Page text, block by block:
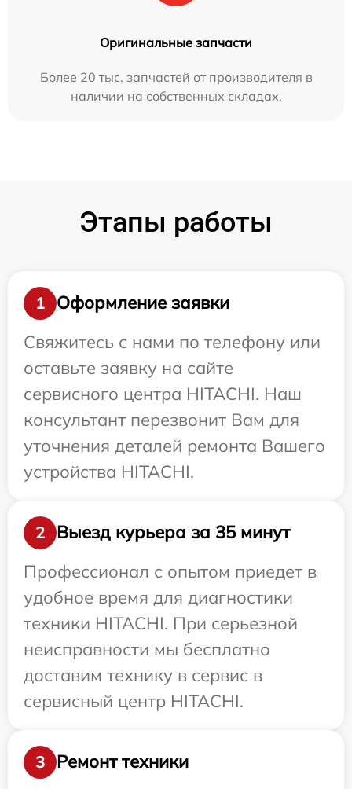
Оригинальные запчасти
Более 20 тыс. запчастей от производителя в
наличии на собственных складах.
Этапы работы
1
Оформление заявки
Свяжитесь с нами по телефону или
оставьте заявку на сайте
сервисного центра HITACHI. Наш
консультант перезвонит Вам для
уточнения деталей ремонта Вашего
устройства HITACHI.
2
Выезд курьера за 35 минут
Профессионал с опытом приедет в
удобное время для диагностики
техники HITACHI. При серьезной
неисправности мы бесплатно
доставим технику в сервис в
сервисный центр HITACHI.
3 Ремонт техники